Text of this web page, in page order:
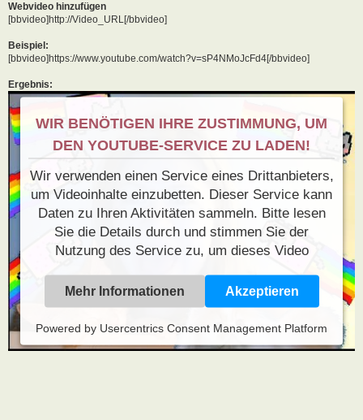
Webvideo hinzufügen
[bbvideo]http://Video_URL[/bbvideo]
Beispiel:
[bbvideo]https://www.youtube.com/watch?v=sP4NMoJcFd4[/bbvideo]
Ergebnis:
WIR BENÖTIGEN IHRE ZUSTIMMUNG, UM
DEN YOUTUBE-SERVICE ZU LADEN!
Wir verwenden einen Service eines Drittanbieters,
um Videoinhalte einzubetten. Dieser Service kann
Daten zu Ihren Aktivitäten sammeln. Bitte lesen
Sie die Details durch und stimmen Sie der
Nutzung des Service zu, um dieses Video
Mehr Informationen Akzeptieren
Powered by Usercentrics Consent Management Platform